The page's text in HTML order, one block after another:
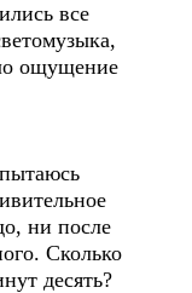
все
ощущение
ни после
Сколько
десять?